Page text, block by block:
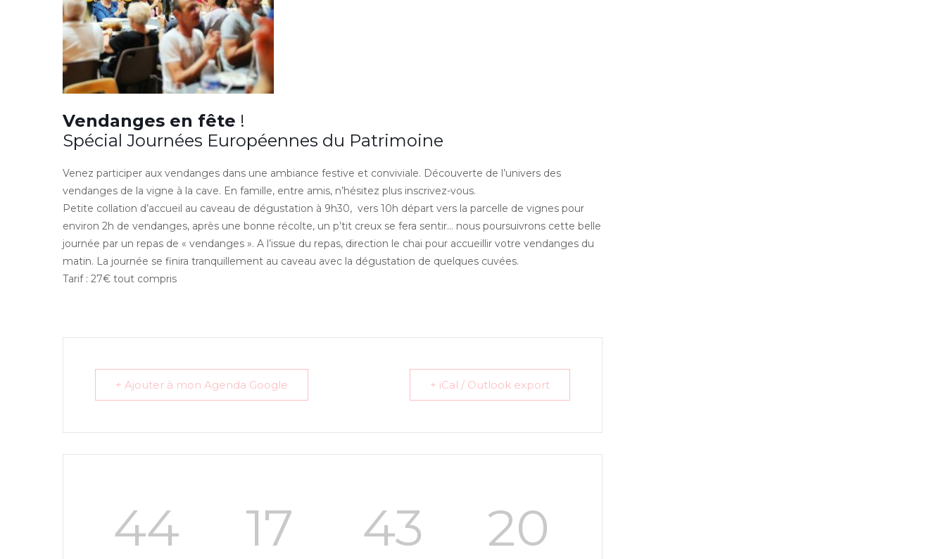
Vendanges en fête !
Spécial Journées Européennes du Patrimoine
Venez participer aux vendanges dans une ambiance festive et conviviale. Découverte de l’univers des
vendanges de la vigne à la cave. En famille, entre amis, n’hésitez plus inscrivez-vous.
Petite collation d’accueil au caveau de dégustation à 9h30, vers 10h départ vers la parcelle de vignes pour
environ 2h de vendanges, après une bonne récolte, un p’tit creux se fera sentir… nous poursuivrons cette belle
journée par un repas de « vendanges ». A l’issue du repas, direction le chai pour accueillir votre vendanges du
matin. La journée se finira tranquillement au caveau avec la dégustation de quelques cuvées.
Tarif : 27€ tout compris
+ Ajouter à mon Agenda Google + iCal / Outlook export
44 17 43 19